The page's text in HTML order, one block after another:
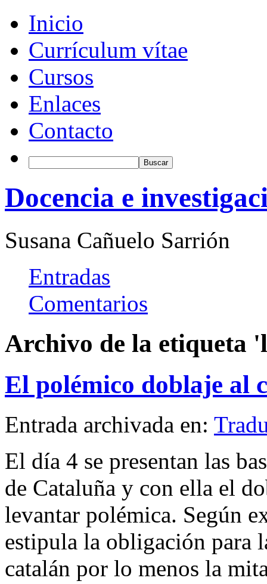
Inicio
Currículum vítae
Cursos
Enlaces
Contacto
Docencia e
Susana Cañuelo Sarrión
Entradas
Comentarios
Archivo de la etiqueta
El polémico doblaje al
Entrada archivada en:
El día 4 se presentan las
de Cataluña y con ella el
levantar polémica. Según
estipula la obligación para
catalán por lo menos la